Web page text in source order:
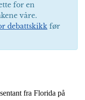
for en
våre.
debattskikk før